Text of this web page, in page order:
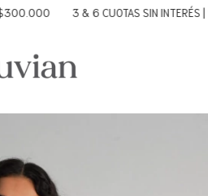
3 & 6 CUOTAS SIN INTERÉS | 10%